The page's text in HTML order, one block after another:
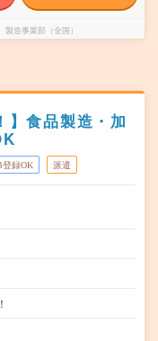
造事業部（全国）
】食品製造・加
登録OK 派遣